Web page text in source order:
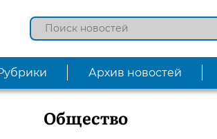
Архив новостей
Общество